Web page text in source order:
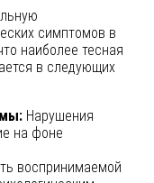
симптомов в
наиболее тесная
в следующих
Нарушения
на фоне
воспринимаемой